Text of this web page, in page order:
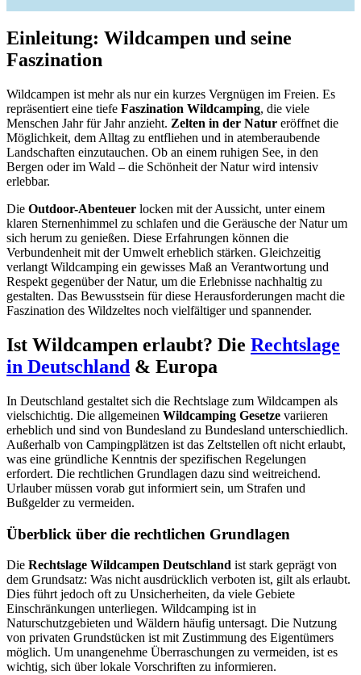
Einleitung: Wildcampen und seine
Faszination
Wildcampen ist mehr als nur ein kurzes Vergnügen im Freien. Es
repräsentiert eine tiefe Faszination Wildcamping, die viele
Menschen Jahr für Jahr anzieht. Zelten in der Natur eröffnet die
Möglichkeit, dem Alltag zu entfliehen und in atemberaubende
Landschaften einzutauchen. Ob an einem ruhigen See, in den
Bergen oder im Wald – die Schönheit der Natur wird intensiv
erlebbar.
Die Outdoor-Abenteuer locken mit der Aussicht, unter einem
klaren Sternenhimmel zu schlafen und die Geräusche der Natur um
sich herum zu genießen. Diese Erfahrungen können die
Verbundenheit mit der Umwelt erheblich stärken. Gleichzeitig
verlangt Wildcamping ein gewisses Maß an Verantwortung und
Respekt gegenüber der Natur, um die Erlebnisse nachhaltig zu
gestalten. Das Bewusstsein für diese Herausforderungen macht die
Faszination des Wildzeltes noch vielfältiger und spannender.
Ist Wildcampen erlaubt? Die Rechtslage
in Deutschland & Europa
In Deutschland gestaltet sich die Rechtslage zum Wildcampen als
vielschichtig. Die allgemeinen Wildcamping Gesetze variieren
erheblich und sind von Bundesland zu Bundesland unterschiedlich.
Außerhalb von Campingplätzen ist das Zeltstellen oft nicht erlaubt,
was eine gründliche Kenntnis der spezifischen Regelungen
erfordert. Die rechtlichen Grundlagen dazu sind weitreichend.
Urlauber müssen vorab gut informiert sein, um Strafen und
Bußgelder zu vermeiden.
Überblick über die rechtlichen Grundlagen
Die Rechtslage Wildcampen Deutschland ist stark geprägt von
dem Grundsatz: Was nicht ausdrücklich verboten ist, gilt als erlaubt.
Dies führt jedoch oft zu Unsicherheiten, da viele Gebiete
Einschränkungen unterliegen. Wildcamping ist in
Naturschutzgebieten und Wäldern häufig untersagt. Die Nutzung
von privaten Grundstücken ist mit Zustimmung des Eigentümers
möglich. Um unangenehme Überraschungen zu vermeiden, ist es
wichtig, sich über lokale Vorschriften zu informieren.